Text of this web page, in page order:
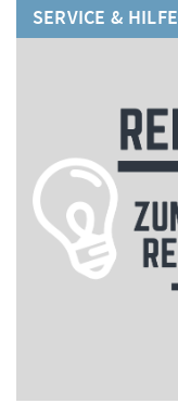
SERVICE & HILFE